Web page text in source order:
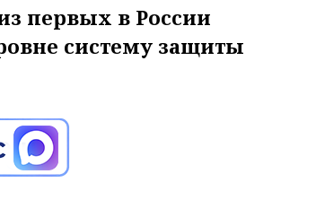
первых в России
систему защиты